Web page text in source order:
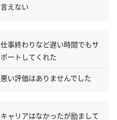
言えない
仕事終わりなど遅い時間でもサ
ポートしてくれた
悪い評価はありませんでした
キャリアはなかったが励まして